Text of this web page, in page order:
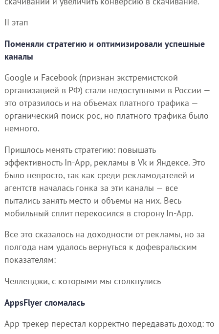
II этап
Поменяли стратегию и оптимизировали успешные
каналы
Google и Facebook (признан экстремистской
организацией в РФ) стали недоступными в России —
это отразилось и на объемах платного трафика —
органический поиск рос, но платного трафика было
немного.
Пришлось менять стратегию: повышать
эффективность In-App, рекламы в Vk и Яндексе. Это
было непросто, так как среди рекламодателей и
агентств началась гонка за эти каналы — все
пытались занять место и объемы на них. Весь
мобильный сплит перекосился в сторону In-App.
Все это сказалось на доходности от рекламы, но за
полгода нам удалось вернуться к дофевральским
показателям:
Челленджи, с которыми мы столкнулись
AppsFlyer сломалась
App-трекер перестал корректно передавать доход: то